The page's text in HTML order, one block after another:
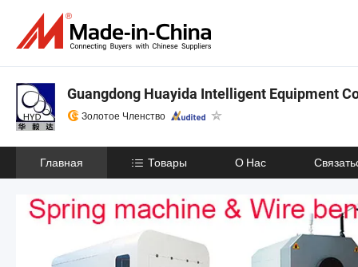
Guangdong Huayida Intelligent Equipment
Золотое Членство
Главная Товары О Нас